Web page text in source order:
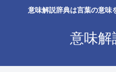
意味解説辞典は言葉の意味
意味解